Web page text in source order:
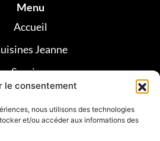
le consentement
nous utilisons des technologies
et/ou accéder aux informations des
Menu
Accueil
Jeanne
Services
Avis clients